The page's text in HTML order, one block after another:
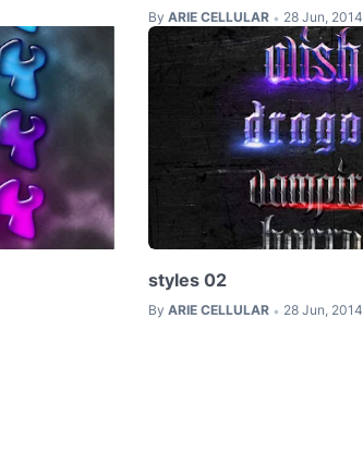
By ARIE CELLULAR • 28 Jun, 2014
styles 02
By ARIE CELLULAR • 28 Jun, 2014